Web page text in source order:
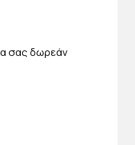
σας δωρεάν